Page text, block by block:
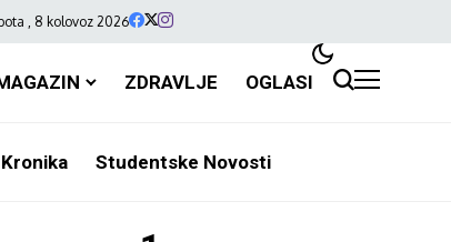
, 8 kolovoz 2026
ZDRAVLJE OGLASI
Studentske Novosti